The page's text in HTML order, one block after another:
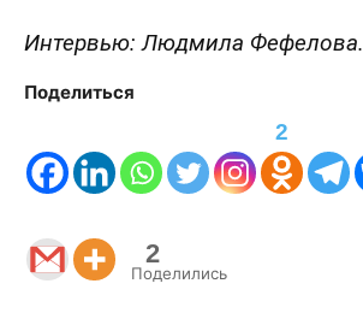
Интервью: Людмила Фефелова.
Поделиться
2
2
Поделились